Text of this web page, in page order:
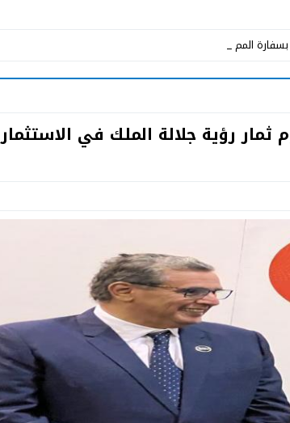
المملكة المغربية في ا_
ثمار رؤية جلالة الملك في الاستثمار